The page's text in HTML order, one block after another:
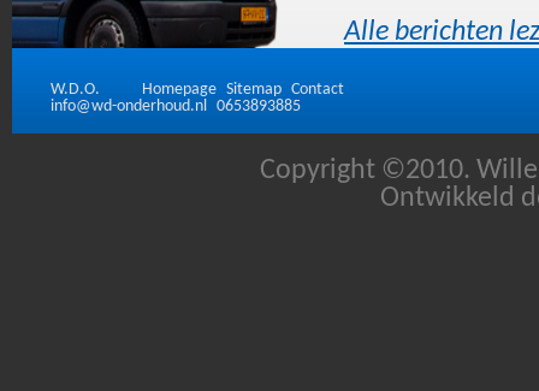
Alle berichten
Homepage Sitemap Contact
W.D.O.
info@wd-onderhoud.nl 0653893885
Copyright ©2010.
Ontwikkeld